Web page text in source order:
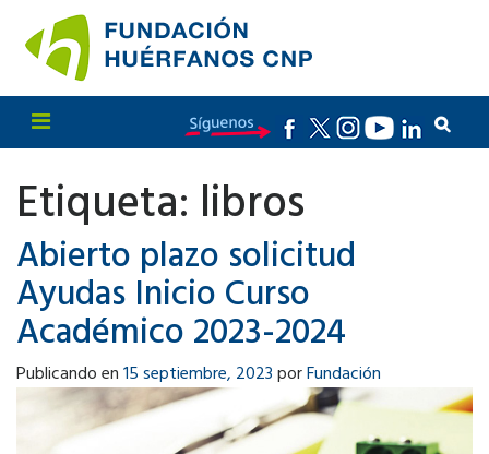
Etiqueta: libros
Abierto plazo solicitud
Ayudas Inicio Curso
Académico 2023-2024
Publicando en15 septiembre, 2023porFundación